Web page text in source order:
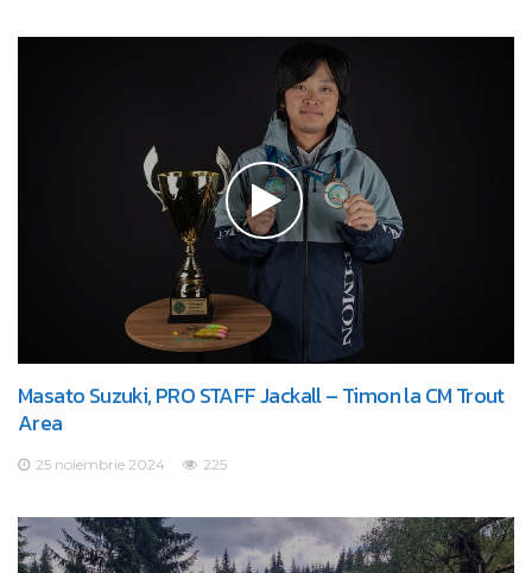
Masato Suzuki, PRO STAFF Jackall – Timon la CM Trout
Area
25 noiembrie 2024 225